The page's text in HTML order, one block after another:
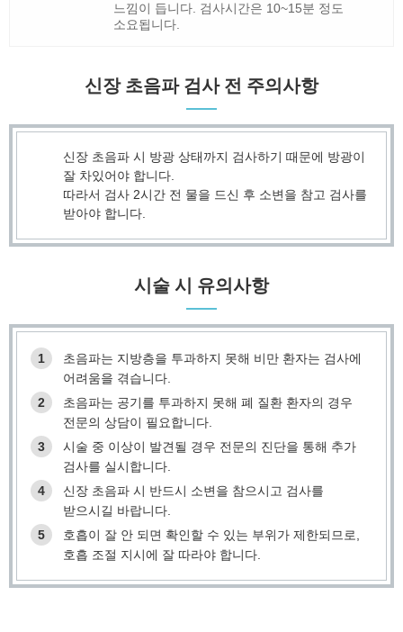
느낌이 듭니다. 검사시간은 10~15분 정도
소요됩니다.
신장 초음파 검사 전 주의사항
신장 초음파 시 방광 상태까지 검사하기 때문에 방광이
잘 차있어야 합니다.
따라서 검사 2시간 전 물을 드신 후 소변을 참고 검사를
받아야 합니다.
시술 시 유의사항
1
초음파는 지방층을 투과하지 못해 비만 환자는 검사에
어려움을 겪습니다.
2
초음파는 공기를 투과하지 못해 폐 질환 환자의 경우
전문의 상담이 필요합니다.
3
시술 중 이상이 발견될 경우 전문의 진단을 통해 추가
검사를 실시합니다.
4
신장 초음파 시 반드시 소변을 참으시고 검사를
받으시길 바랍니다.
5
호흡이 잘 안 되면 확인할 수 있는 부위가 제한되므로,
호흡 조절 지시에 잘 따라야 합니다.